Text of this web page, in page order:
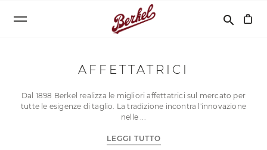
Cerca
search
AFFETTATRICI
Dal 1898 Berkel realizza le migliori affettatrici sul mercato per
tutte le esigenze di taglio. La tradizione incontra l'innovazione
nelle
LEGGI TUTTO